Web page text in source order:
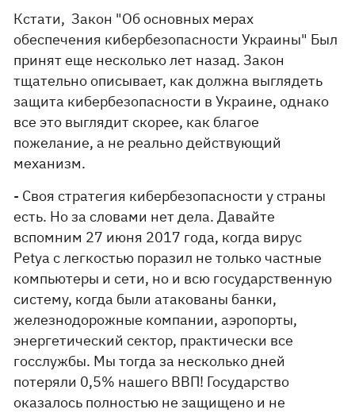
Кстати, Закон "Об основных мерах
обеспечения кибербезопасности Украины" Был
принят еще несколько лет назад. Закон
тщательно описывает, как должна выглядеть
защита кибербезопасности в Украине, однако
все это выглядит скорее, как благое
пожелание, а не реально действующий
механизм.
- Своя стратегия кибербезопасности у страны
есть. Но за словами нет дела. Давайте
вспомним 27 июня 2017 года, когда вирус
Pеtya с легкостью поразил не только частные
компьютеры и сети, но и всю государственную
систему, когда были атакованы банки,
железнодорожные компании, аэропорты,
энергетический сектор, практически все
госслужбы. Мы тогда за несколько дней
потеряли 0,5% нашего ВВП! Государство
оказалось полностью не защищено и не